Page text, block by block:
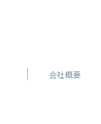
会社概要